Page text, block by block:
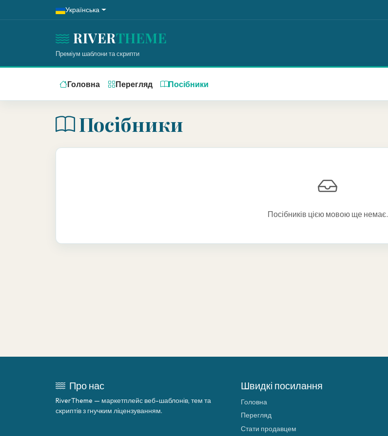
Українська
RIVERTHEME
Преміум шаблони та скрипти
Головна Перегляд Посібники
Посібники
Посібників цією мовою ще немає.
Про нас
RiverTheme — маркетплейс веб-шаблонів, тем та
скриптів з гнучким ліцензуванням.
Швидкі посилання
Головна
Перегляд
Стати продавцем